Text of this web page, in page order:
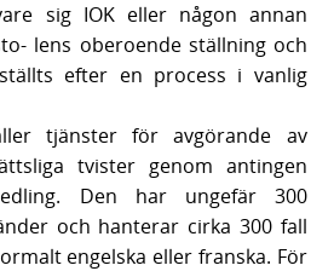
sig IOK eller någon annan
lens oberoende ställning och
efter en process i vanlig
tjänster för avgörande av
tvister genom antingen
Den har ungefär 300
och hanterar cirka 300 fall
engelska eller franska. För